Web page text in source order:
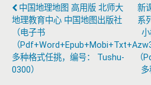
中国地理地图 高用版 北师大
地理教育中心 中国地图出版社
（电子书
（pdf+word+epub+mobi+txt+azw3
多种格式任挑，编号： Tushu-
0300）
新
系
（